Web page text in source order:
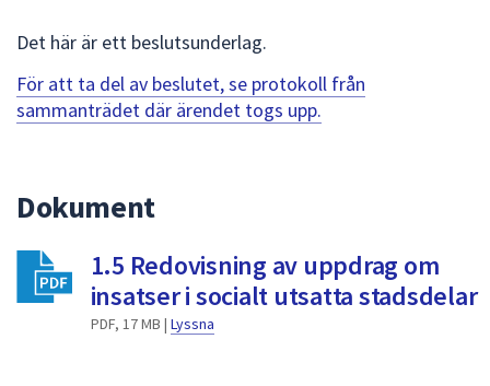
för
att
navigera
för
att
Det här är ett beslutsunderlag.
För att ta del av beslutet, se protokoll från
sammanträdet där ärendet togs upp.
Dokument
1.5 Redovisning av uppdrag om
insatser i socialt utsatta stadsdelar
PDF, 17 MB | Lyssna